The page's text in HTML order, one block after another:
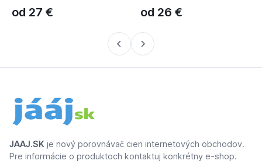
od 27 € od 26 €
JAAJ.SK je nový porovnávač cien internetových obchodov.
Pre informácie o produktoch kontaktuj konkrétny e-shop.